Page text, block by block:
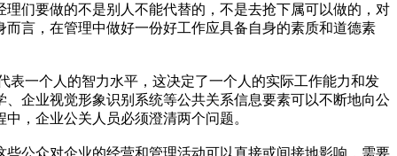
们要做的不是别人不能代替的，不是去抢下属可以做的，对
言，在管理中做好一份好工作应具备自身的素质和道德素
一个人的智力水平，这决定了一个人的实际工作能力和发
企业视觉形象识别系统等公共关系信息要素可以不断地向公
程中，企业公关人员必须澄清两个问题。